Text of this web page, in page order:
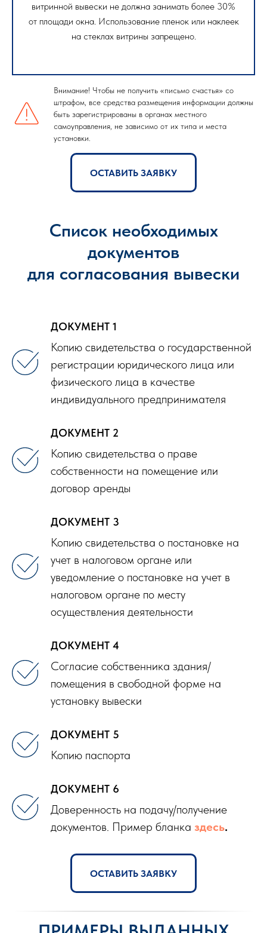
витринной вывески не должна занимать более 30%
от площади окна. Использование пленок или наклеек
на стеклах витрины запрещено.
Внимание! Чтобы не получить «письмо счастья» со
штрафом, все средства размещения информации должны
быть зарегистрированы в органах местного
самоуправления, не зависимо от их типа и места
установки.
ОСТАВИТЬ ЗАЯВКУ
Список необходимых
документов
для согласования вывески
ДОКУМЕНТ 1
Копию свидетельства о государственной
регистрации юридического лица или
физического лица в качестве
индивидуального предпринимателя
ДОКУМЕНТ 2
Копию свидетельства о праве
собственности на помещение или
договор аренды
ДОКУМЕНТ 3
Копию свидетельства о постановке на
учет в налоговом органе или
уведомление о постановке на учет в
налоговом органе по месту
осуществления деятельности
ДОКУМЕНТ 4
Согласие собственника здания/
помещения в свободной форме на
установку вывески
ДОКУМЕНТ 5
Копию паспорта
ДОКУМЕНТ 6
Доверенность на подачу/получение
документов. Пример бланка здесь.
ОСТАВИТЬ ЗАЯВКУ